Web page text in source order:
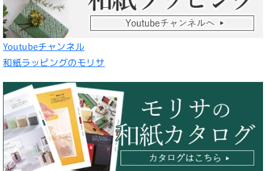
Youtubeチャンネル
和紙ラッピングのモリサ